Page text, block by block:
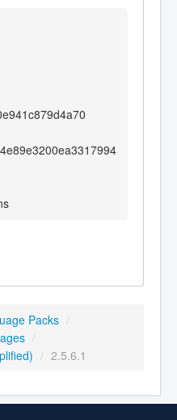
Packs /
/
/ 2.5.6.1